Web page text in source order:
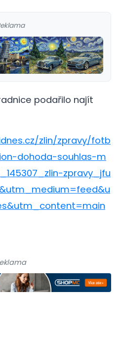
podařilo najít
zlin/zpravy/fotb
dohoda-souhlas-m
zpravy_jfu